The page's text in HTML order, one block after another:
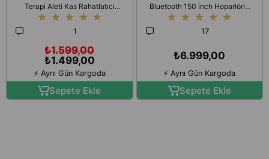
Terapi Aleti Kas Rahatlatıcı
Yorgunluk Giderici Derin Doku
Masajı
★ ★ ★ ★ ★
1
₺1.499,00
₺1.599,00
Sepete Ekle
⚡ Aynı Gün Kargoda
Bluetooth 150 inch Hoparlörlü
HDMI 500 ANS Akıllı
Projeksiyon Cihazı
★ ★ ★ ★ ★
17
₺6.999,00
Sepete Ekle
⚡ Aynı Gün Kargoda